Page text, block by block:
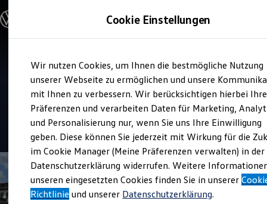
Hauptinhalt
springen
Footer
springen
Modelle & Konfigurator
Nutzfahrzeugkategorien entdecken
Modelle konfigurieren
Vorgängermodelle und Oldtimer
Vorgängermodelle
Oldtimer
Bulli Historie
Branchenlösungen & Gewerbekunden
Umbaulösungen und Hersteller finden
Auf- und Umbauten entdecken & konfigurieren
Groß- und Sonderkunden
Großkunden
Kommunen & Behörden
Journalisten
Sportvereine
Branchenlösungen
Verkauf und Service
Volkswagen Nutzfahrzeug
Zentrum Rosenheim
4.8|509 Bewertungen
Cookie Einstellungen
Wir nutzen Cookies, um Ihnen die bestmögliche Nutzung
unserer Webseite zu ermöglichen und unsere
mit Ihnen zu verbessern. Wir berücksichtigen hierbei Ihre
Präferenzen und verarbeiten Daten für Marketing,
und Personalisierung nur, wenn Sie uns Ihre Einwilligung
geben. Diese können Sie jederzeit mit Wirkung für die
im Cookie Manager (Meine Präferenzen verwalten) in der
Datenschutzerklärung widerrufen. Weitere
unseren eingesetzten Cookies finden Sie in unserer
Richtlinie und unserer Datenschutzerklärung.